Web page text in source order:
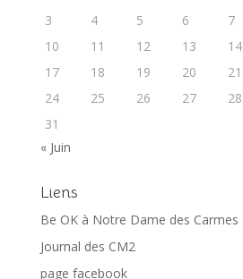
3
4 5 6 7
10
11 12 13 14
17
18 19 20 21
24
25 26 27 28
31
« Juin
Liens
Be OK à Notre Dame des Carmes
Journal des CM2
page facebook